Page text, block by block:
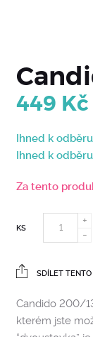
449 Kč
Ihned k
Ihned k
Za tento
KS
SDÍLET
Candido 200/
kterém jste